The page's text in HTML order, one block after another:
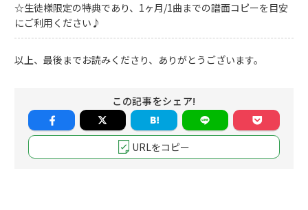
☆生徒様限定の特典であり、1ヶ月/1曲までの譜面コピーを目安
にご利用ください♪
以上、最後までお読みくださり、ありがとうございます。
この記事をシェア!
URLをコピー